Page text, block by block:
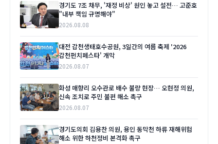
경기도 7조 채무, '재정 비상' 원인 놓고 설전… 고준호
"내부 책임 규명해야"
2026.08.08
대전 갑천생태호수공원, 3일간의 여름 축제 '2026
갑천펀치페스타' 개막
2026.08.07
화성 매향리 오수관로 배수 불량 현장… 오현정 의원,
신속 조치로 주민 불편 해소 촉구
2026.08.07
경기도의회 김용찬 의원, 용인 동막천 하류 재해위험
해소 위한 하천정비 본격화 촉구